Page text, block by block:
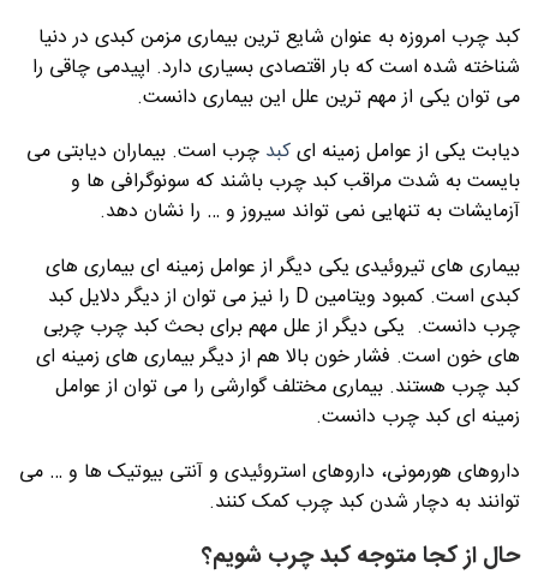
کبد چرب امروزه به عنوان شایع ترین بیماری مزمن کبدی در دنیا
شناخته شده است که بار اقتصادی بسیاری دارد. اپیدمی چاقی را
می توان یکی از مهم ترین علل این بیماری دانست.
دیابت یکی از عوامل زمینه ایکبد چرب است. بیماران دیابتی می
بایست به شدت مراقب کبد چرب باشند که سونوگرافی ها و
آزمایشات به تنهایی نمی تواند سیروز و … را نشان دهد.
بیماری های تیروئیدی یکی دیگر از عوامل زمینه ای بیماری های
کبدی است. کمبود ویتامین D را نیز می توان از دیگر دلایل کبد
چرب دانست. یکی دیگر از علل مهم برای بحث کبد چرب چربی
های خون است. فشار خون بالا هم از دیگر بیماری های زمینه ای
کبد چرب هستند. بیماری مختلف گوارشی را می توان از عوامل
زمینه ای کبد چرب دانست.
داروهای هورمونی، داروهای استروئیدی و آنتی بیوتیک ها و … می
توانند به دچار شدن کبد چرب کمک کنند.
حال از کجا متوجه کبد چرب شویم؟